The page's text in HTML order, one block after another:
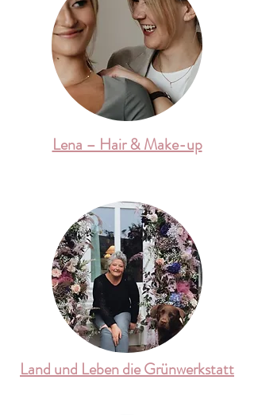
Lena – Hair & Make-up
Land und Leben die Grünwerkstatt